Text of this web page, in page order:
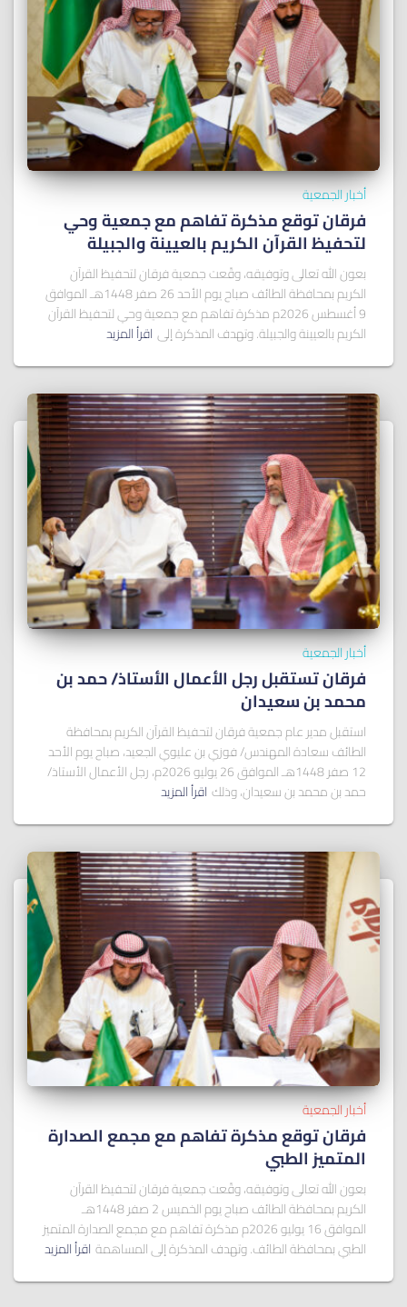
أخبار الجمعية
فرقان توقع مذكرة تفاهم مع جمعية وحي
لتحفيظ القرآن الكريم بالعيينة والجبيلة
بعون الله تعالى وتوفيقه، وقّعت جمعية فرقان لتحفيظ القرآن
الكريم بمحافظة الطائف صباح يوم الأحد 26 صفر 1448هـ الموافق
9 أغسطس 2026م مذكرة تفاهم مع جمعية وحي لتحفيظ القرآن
الكريم بالعيينة والجبيلة. وتهدف المذكرة إلى اقرأ المزيد
أخبار الجمعية
فرقان تستقبل رجل الأعمال الأستاذ/ ﺣﻤﺪ ﺑﻦ
ﻣﺤﻤﺪ ﺑﻦ ﺳﻌﻴﺪان
استقبل مدير عام جمعية فرقان لتحفيظ القرآن الكريم بمحافظة
الطائف سعادة المهندس/ فوزي بن عليوي الجعيد، صباح يوم الأحد
12 صفر 1448هـ الموافق 26 يوليو 2026م، رجل الأعمال الأستاذ/
حمد بن محمد بن سعيدان، وذلك اقرأ المزيد
أخبار الجمعية
فرقان توقع مذكرة تفاهم مع مجمع الصدارة
المتميز الطبي
بعون الله تعالى وتوفيقه، وقّعت جمعية فرقان لتحفيظ القرآن
الكريم بمحافظة الطائف صباح يوم الخميس 2 صفر 1448هـ
الموافق 16 يوليو 2026م مذكرة تفاهم مع مجمع الصدارة المتميز
الطبي بمحافظة الطائف. وتهدف المذكرة إلى المساهمة اقرأ المزيد